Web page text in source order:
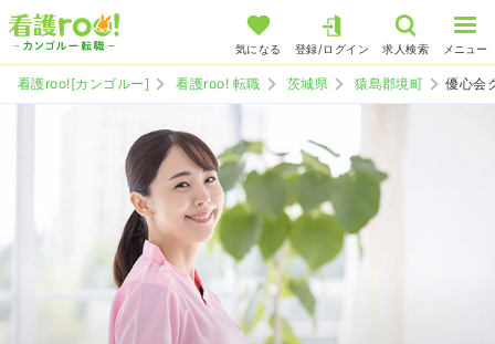
気になる 登録/ログイン 求人検索 メニュー
看護roo![カンゴルー] 看護roo! 転職 茨城県 猿島郡境町 優心会